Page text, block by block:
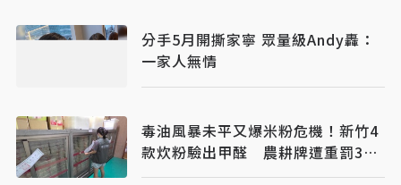
分手5月開撕家寧 眾量級Andy轟：
一家人無情
毒油風暴未平又爆米粉危機！新竹4
款炊粉驗出甲醛 農耕牌遭重罰384
萬